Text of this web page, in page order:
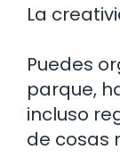
La
Puedes
parque,
incluso
de cosas